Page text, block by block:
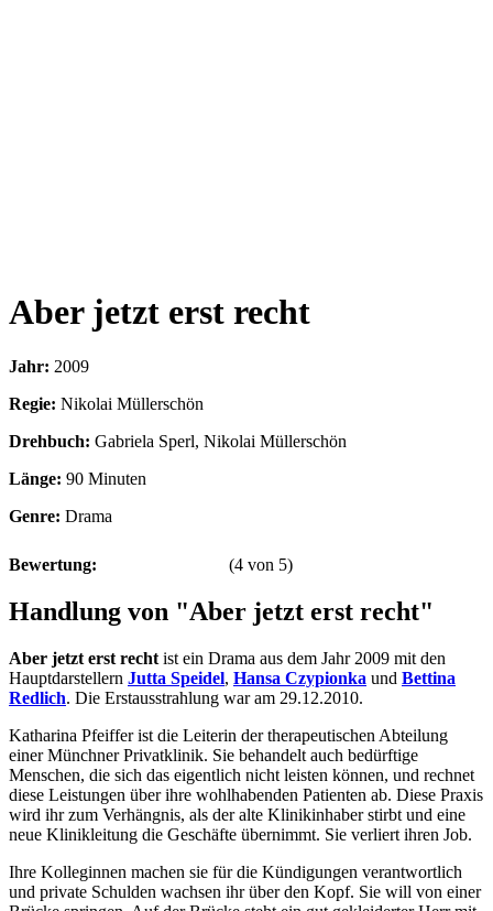
Aber jetzt erst recht
Jahr: 2009
Regie: Nikolai Müllerschön
Drehbuch: Gabriela Sperl, Nikolai Müllerschön
Länge: 90 Minuten
Genre: Drama
Bewertung: (4 von 5)
Handlung von "Aber jetzt erst recht"
Aber jetzt erst recht ist ein Drama aus dem Jahr 2009 mit den
Hauptdarstellern Jutta Speidel, Hansa Czypionka und Bettina
Redlich. Die Erstausstrahlung war am 29.12.2010.
Katharina Pfeiffer ist die Leiterin der therapeutischen Abteilung
einer Münchner Privatklinik. Sie behandelt auch bedürftige
Menschen, die sich das eigentlich nicht leisten können, und rechnet
diese Leistungen über ihre wohlhabenden Patienten ab. Diese Praxis
wird ihr zum Verhängnis, als der alte Klinikinhaber stirbt und eine
neue Klinikleitung die Geschäfte übernimmt. Sie verliert ihren Job.
Ihre Kolleginnen machen sie für die Kündigungen verantwortlich
und private Schulden wachsen ihr über den Kopf. Sie will von einer